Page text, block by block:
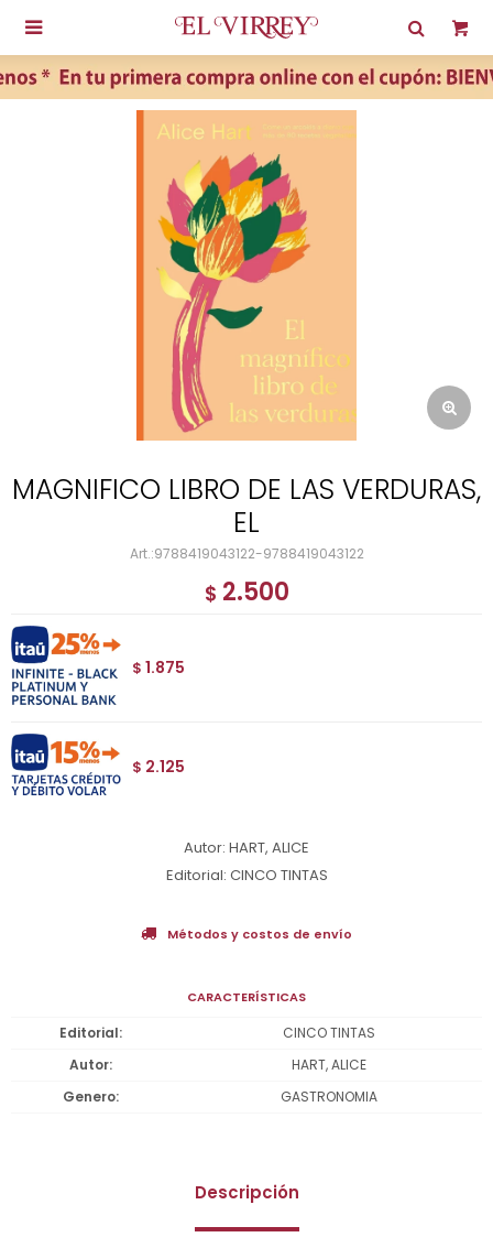

MAGNIFICO LIBRO DE LAS VERDURAS,
EL
9788419043122-9788419043122
$ 2.500
$ 1.875
$ 2.125
Autor: HART, ALICE
Editorial: CINCO TINTAS
Métodos y costos de envío
CARACTERÍSTICAS
Editorial
CINCO TINTAS
Autor
HART, ALICE
Genero
GASTRONOMIA
Descripción